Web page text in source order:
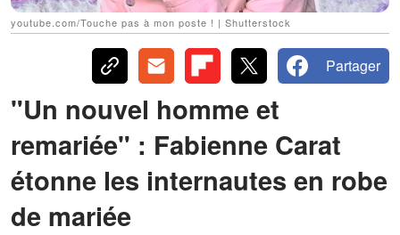
youtube.com/Touche pas à mon poste ! | Shutterstock
Partager
"Un nouvel homme et
remariée" : Fabienne Carat
étonne les internautes en robe
de mariée